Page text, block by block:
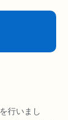
行いまし